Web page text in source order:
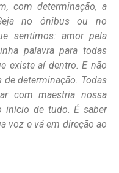
com determinação, a
no ônibus ou no
sentimos: amor pela
palavra para todas
existe aí dentro. E não
determinação. Todas
com maestria nossa
início de tudo. É saber
voz e vá em direção ao